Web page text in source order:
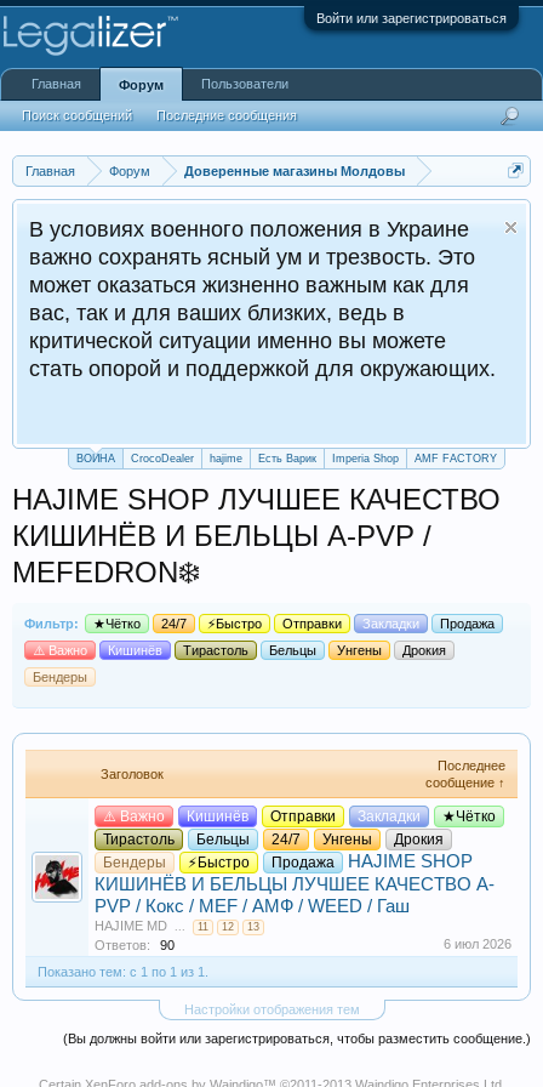
Войти или зарегистрироваться
Главная Форум Доверенные магазины Молдовы
В условиях военного положения в Украине
важно сохранять ясный ум и трезвость. Это
может оказаться жизненно важным как для
вас, так и для ваших близких, ведь в
критической ситуации именно вы можете
стать опорой и поддержкой для окружающих.
ВОЙНА CrocoDealer hajime Есть Варик Imperia Shop AMF FACTORY
HAJIME SHOP ЛУЧШЕЕ КАЧЕСТВО
КИШИНЁВ И БЕЛЬЦЫ A-PVP /
MEFEDRON❄️
Фильтр: ★Чётко 24/7 ⚡Быстро Отправки Закладки
Продажа
⚠️ Важно
Кишинёв Тирастоль Бельцы Унгены
Дрокия
Бендеры
Заголовок
Последнее
сообщение ↑
⚠️ Важно Кишинёв Отправки Закладки
★Чётко
Тирастоль
Бельцы 24/7 Унгены
Дрокия
Бендеры
⚡Быстро Продажа
HAJIME SHOP
КИШИНЁВ И БЕЛЬЦЫ ЛУЧШЕЕ КАЧЕСТВО A-
PVP / Кокс / MEF / АМФ / WEED / Гаш
HAJIME MD ... 11 12 13
Ответов: 90
6 июл 2026
Показано тем: с 1 по 1 из 1.
Настройки отображения тем
(Вы должны войти или зарегистрироваться, чтобы разместить сообщение.)
Главная Форум
Поиск сообщений Последние сообщения
Пользователи